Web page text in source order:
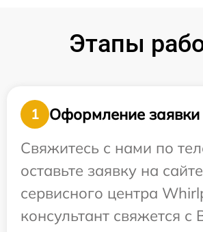
Этапы
1
Оформление заявки
Свяжитесь с нами по
оставьте заявку на сайте
сервисного центра
консультант свяжется с